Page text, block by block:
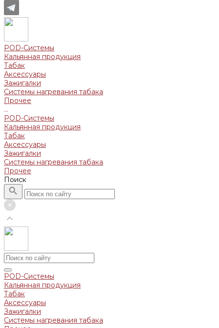
POD-Системы
Кальянная продукция
Табак
Аксессуары
Зажигалки
Системы нагревания табака
Прочее
...
POD-Системы
Кальянная продукция
Табак
Аксессуары
Зажигалки
Системы нагревания табака
Прочее
Поиск
POD-Системы
Кальянная продукция
Табак
Аксессуары
Зажигалки
Системы нагревания табака